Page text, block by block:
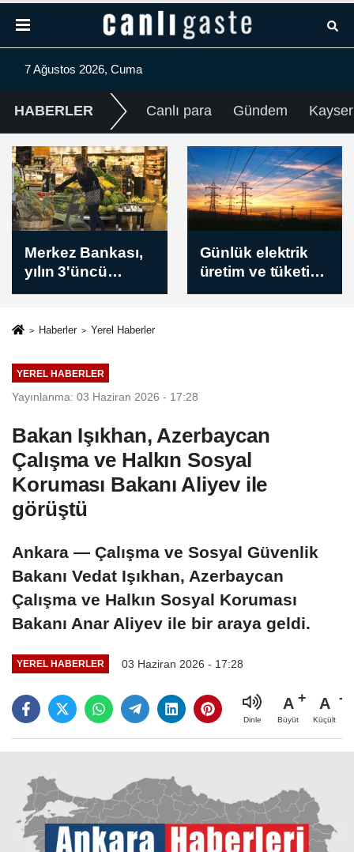
7 Ağustos 2026, Cuma
HABERLER Canlı para Gündem
Günlük elektrik
üretim ve tüketim
verileri / 7
Borsa güne
yükselişle başladı
Haberler Yerel Haberler
YEREL HABERLER
Yayınlanma: 03 Haziran 2026 - 17:28
Bakan Işıkhan, Azerbaycan
Çalışma ve Halkın Sosyal
Koruması Bakanı Aliyev ile
görüştü
Ankara — Çalışma ve Sosyal Güvenlik
Bakanı Vedat Işıkhan, Azerbaycan
Çalışma ve Halkın Sosyal Koruması
Bakanı Anar Aliyev ile bir araya geldi.
YEREL HABERLER 03 Haziran 2026 - 17:28
Dinle
A
Büyüt
A
Küçült